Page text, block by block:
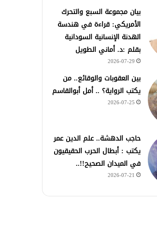
بيان مجموعة السبع والتحرك
الأمريكي: قراءة في هندسة
الهدنة الإنسانية السودانية
بقلم :د. أماني الطويل
2026-07-29
بين العقوبات والوقائع.. من
يكتب الرواية؟ .. أمل أبوالقاسم
2026-07-25
حاجب الدهشة.. علم الدين عمر
يكتب : أبطال الحرب الحقيقيون
في الميدان الصحيح!!..
2026-07-21